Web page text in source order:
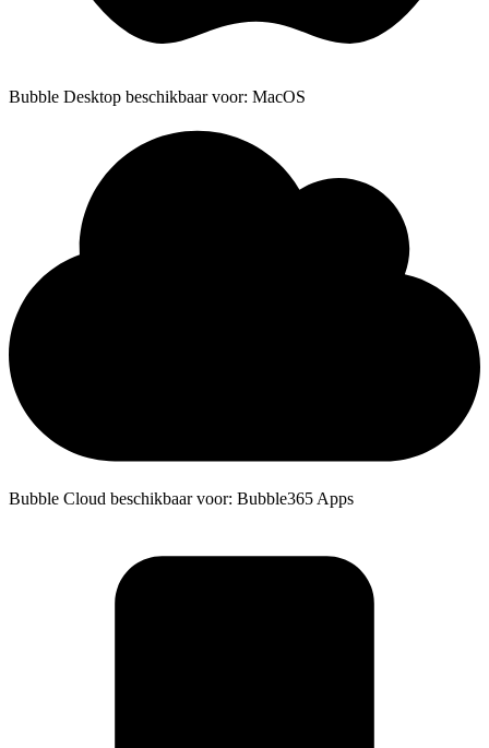
Bubble Desktop beschikbaar voor: MacOS
Bubble Cloud beschikbaar voor: Bubble365 Apps